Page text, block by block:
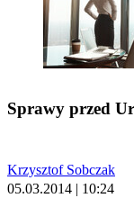
Sprawy przed
Krzysztof Sobczak
05.03.2014 | 10:24